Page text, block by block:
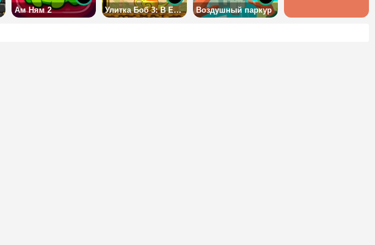
Ам Ням 2 Улитка Боб 3: В Египте Воздушный паркур